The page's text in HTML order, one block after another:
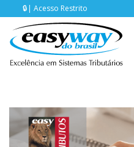
Acesso Restrito